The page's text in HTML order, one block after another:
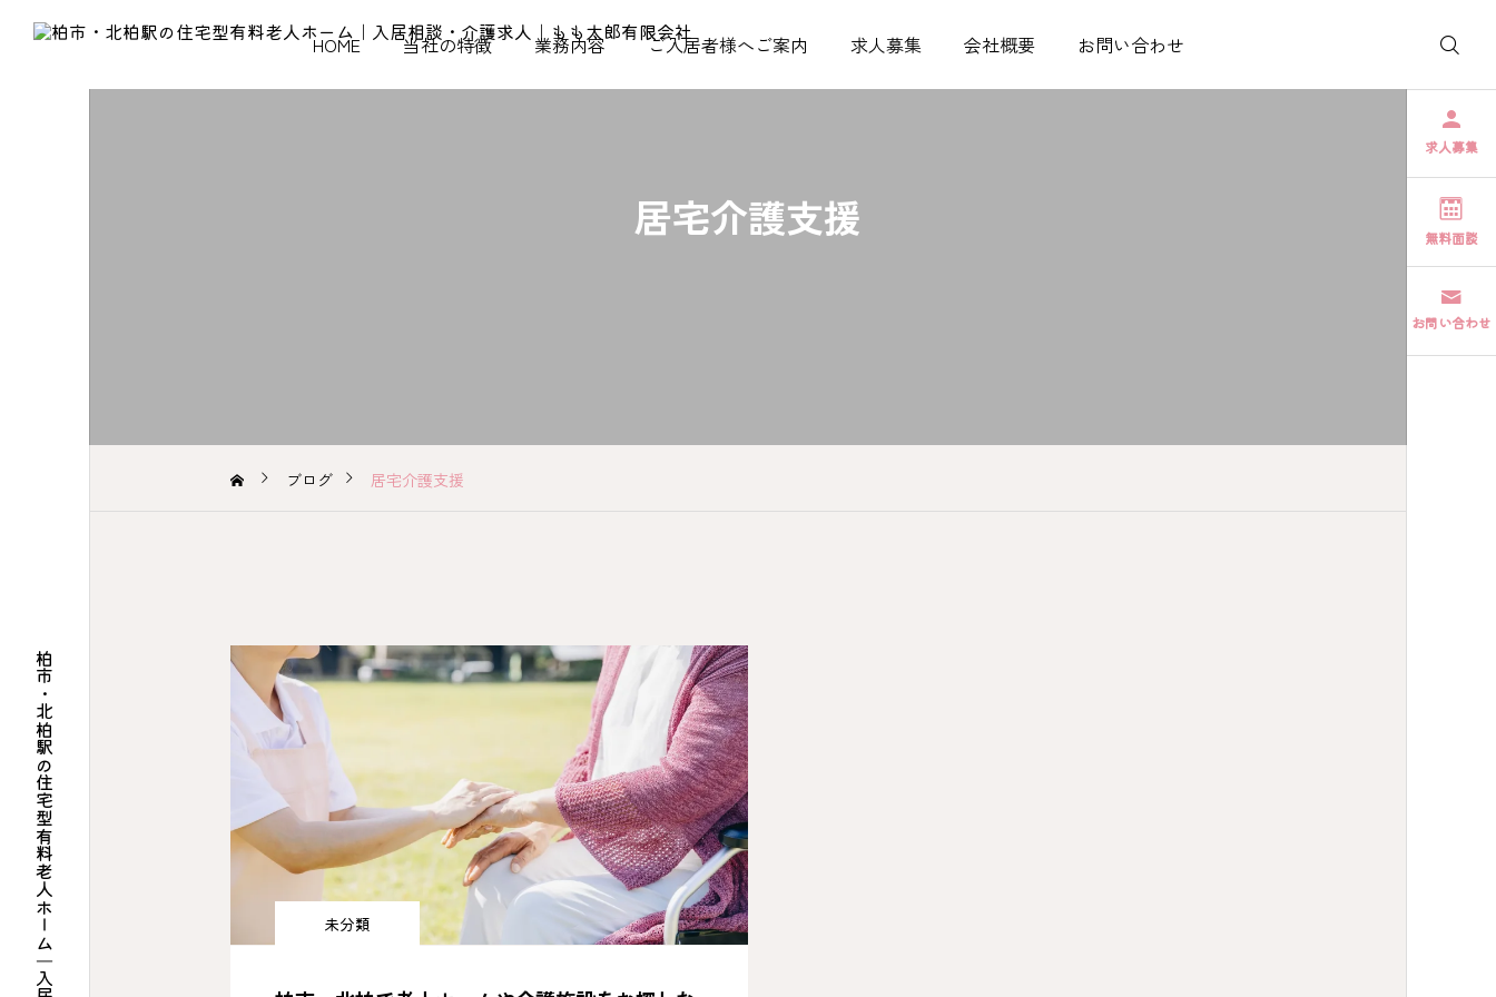
HOME 当社の特徴 業務内容 ご入居者様へご案内 求人募集 会社概要 お問い合わせ
求人募集
無料面談
お問い合わせ
居宅介護支援
ブログ 居宅介護支援
未分類